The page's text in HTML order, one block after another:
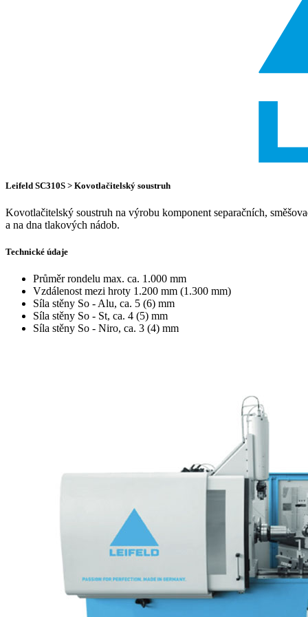
Leifeld SC310S > Kovotlačitelský soustruh
Kovotlačitelský soustruh na výrobu komponent separačních,
a na dna tlakových nádob.
Technické údaje
Průměr rondelu max. ca. 1.000 mm
Vzdálenost mezi hroty 1.200 mm (1.300 mm)
Síla stěny So - Alu, ca. 5 (6) mm
Síla stěny So - St, ca. 4 (5) mm
Síla stěny So - Niro, ca. 3 (4) mm